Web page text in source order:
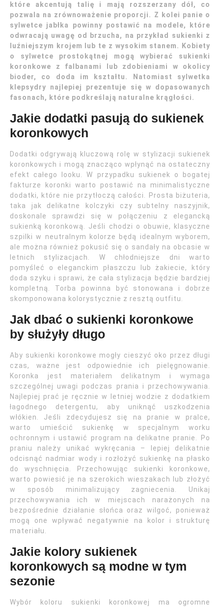
które akcentują talię i mają rozszerzany dół, co
pozwala na zrównoważenie proporcji. Z kolei panie o
sylwetce jabłka powinny postawić na modele, które
odwracają uwagę od brzucha, na przykład sukienki z
luźniejszym krojem lub te z wysokim stanem. Kobiety
o sylwetce prostokątnej mogą wybierać sukienki
koronkowe z falbanami lub zdobieniami w okolicy
bioder, co doda im kształtu. Natomiast sylwetka
klepsydry najlepiej prezentuje się w dopasowanych
fasonach, które podkreślają naturalne krągłości.
Jakie dodatki pasują do sukienek
koronkowych
Dodatki odgrywają kluczową rolę w stylizacji sukienek
koronkowych i mogą znacząco wpłynąć na ostateczny
efekt całego looku. W przypadku sukienek o bogatej
fakturze koronki warto postawić na minimalistyczne
dodatki, które nie przytłoczą całości. Prosta biżuteria,
taka jak delikatne kolczyki czy subtelny naszyjnik,
doskonale sprawdzi się w połączeniu z elegancką
sukienką koronkową. Jeśli chodzi o obuwie, klasyczne
szpilki w neutralnym kolorze będą idealnym wyborem,
ale można również pokusić się o sandały na obcasie w
letnich stylizacjach. W chłodniejsze dni warto
pomyśleć o eleganckim płaszczu lub żakiecie, który
doda szyku i sprawi, że cała stylizacja będzie bardziej
kompletną. Torba powinna być stonowana i dobrze
skomponowana kolorystycznie z resztą outfitu.
Jak dbać o sukienki koronkowe
by służyły długo
Aby sukienki koronkowe mogły cieszyć oko przez długi
czas, ważne jest odpowiednie ich pielęgnowanie.
Koronka jest materiałem delikatnym i wymaga
szczególnej uwagi podczas prania i przechowywania.
Najlepiej prać je ręcznie w letniej wodzie z dodatkiem
łagodnego detergentu, aby uniknąć uszkodzenia
włókien. Jeśli zdecydujesz się na pranie w pralce,
warto umieścić sukienkę w specjalnym worku
ochronnym i ustawić program na delikatne pranie. Po
praniu należy unikać wykręcania – lepiej delikatnie
odcisnąć nadmiar wody i rozłożyć sukienkę na płasko
do wyschnięcia. Przechowując sukienki koronkowe,
warto powiesić je na szerokich wieszakach lub złożyć
w sposób minimalizujący zagniecenia. Unikaj
przechowywania ich w miejscach narażonych na
bezpośrednie działanie słońca oraz wilgoć, ponieważ
mogą one wpływać negatywnie na kolor i strukturę
materiału.
Jakie kolory sukienek
koronkowych są modne w tym
sezonie
Wybór koloru sukienki koronkowej ma ogromne